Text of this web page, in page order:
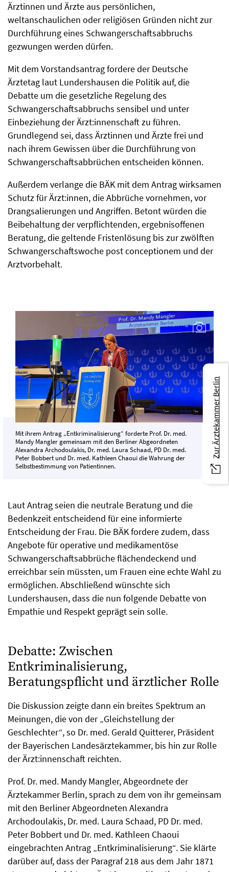
Ärztinnen und Ärzte aus persönlichen,
weltanschaulichen oder religiösen Gründen nicht zur
Durchführung eines Schwangerschaftsabbruchs
gezwungen werden dürfen.
Mit dem Vorstandsantrag fordere der Deutsche
Ärztetag laut Lundershausen die Politik auf, die
Debatte um die gesetzliche Regelung des
Schwangerschafts­abbruchs sensibel und unter
Einbeziehung der Ärzt:innen­schaft zu führen.
Grundlegend sei, dass Ärztinnen und Ärzte frei und
nach ihrem Gewissen über die Durchführung von
Schwangerschafts­abbrüchen entscheiden können.
Außerdem verlange die BÄK mit dem Antrag wirksamen
Schutz für Ärzt:innen, die Abbrüche vornehmen, vor
Drangsalierungen und Angriffen. Betont würden die
Beibehaltung der verpflichtenden, ergebnisoffenen
Beratung, die geltende Fristenlösung bis zur zwölften
Schwangerschafts­woche post conceptionem und der
Arztvorbehalt.
Mit ihrem Antrag „Entkriminalisierung“ forderte Prof. Dr. med.
Mandy Mangler gemeinsam mit den Berliner Abgeordneten
Alexandra Archodoulakis, Dr. med. Laura Schaad, PD Dr. med.
Peter Bobbert und Dr. med. Kathleen Chaoui die Wahrung der
Selbstbestimmung von Patientinnen.
Laut Antrag seien die neutrale Beratung und die
Bedenkzeit entscheidend für eine informierte
Entscheidung der Frau. Die BÄK fordere zudem, dass
Angebote für operative und medikamentöse
Schwangerschafts­abbrüche flächendeckend und
erreichbar sein müssten, um Frauen eine echte Wahl zu
ermöglichen. Abschließend wünschte sich
Lundershausen, dass die nun folgende Debatte von
Empathie und Respekt geprägt sein solle.
Debatte: Zwischen
Entkriminalisierung,
Beratungspflicht und ärztlicher Rolle
Die Diskussion zeigte dann ein breites Spektrum an
Meinungen, die von der „Gleichstellung der
Geschlechter“, so Dr. med. Gerald Quitterer, Präsident
der Bayerischen Landesärztekammer, bis hin zur Rolle
der Ärzt:innenschaft reichten.
Prof. Dr. med. Mandy Mangler, Abgeordnete der
Ärztekammer Berlin, sprach zu dem von ihr gemeinsam
mit den Berliner Abgeordneten Alexandra
Archodoulakis, Dr. med. Laura Schaad, PD Dr. med.
Peter Bobbert und Dr. med. Kathleen Chaoui
eingebrachten Antrag „Entkriminalisierung“. Sie klärte
darüber auf, dass der Paragraf 218 aus dem Jahr 1871
Zur Ärztekammer Berlin